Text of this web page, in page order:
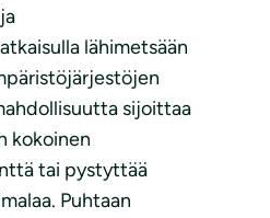
lähimetsään
sijoittaa
kokoinen
tai pystyttää
Puhtaan